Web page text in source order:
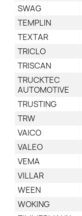
SWAG
TEMPLIN
TEXTAR
TRICLO
TRISCAN
TRUCKTEC
AUTOMOTIVE
TRUSTING
TRW
VAICO
VALEO
VEMA
VILLAR
WEEN
WOKING